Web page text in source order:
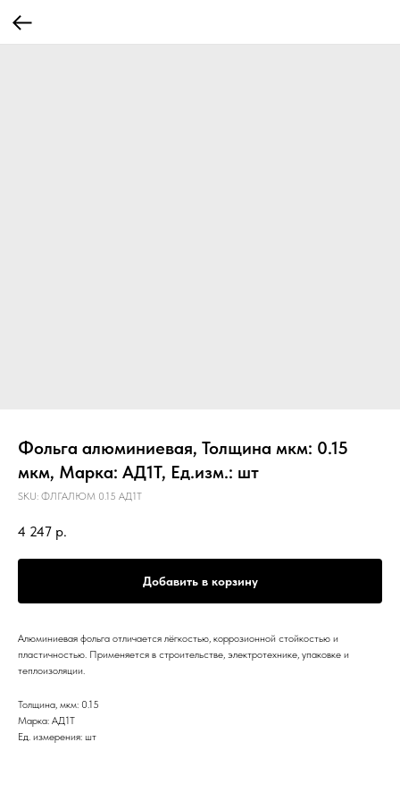
Фольга алюминиевая, Толщина мкм: 0.15
мкм, Марка: АД1Т, Ед.изм.: шт
SKU: ФЛГАЛЮМ 0.15 АД1Т
4 247 р.
Добавить в корзину
Алюминиевая фольга отличается лёгкостью, коррозионной стойкостью и
пластичностью. Применяется в строительстве, электротехнике, упаковке и
теплоизоляции.
Толщина, мкм: 0.15
Марка: АД1Т
Ед. измерения: шт